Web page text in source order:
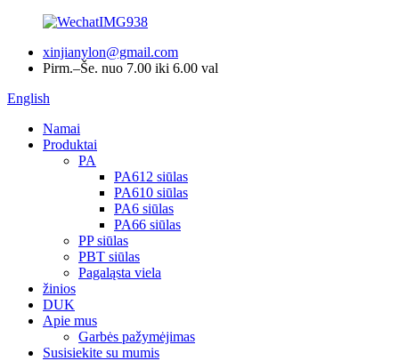
xinjianylon@gmail.com
Pirm.–Še. nuo 7.00 iki 6.00 val
English
Namai
Produktai
PA
PA612 siūlas
PA610 siūlas
PA6 siūlas
PA66 siūlas
PP siūlas
PBT siūlas
Pagaląsta viela
žinios
DUK
Apie mus
Garbės pažymėjimas
Susisiekite su mumis